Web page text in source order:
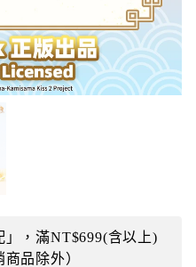
，滿NT$699(含以上)
品除外）